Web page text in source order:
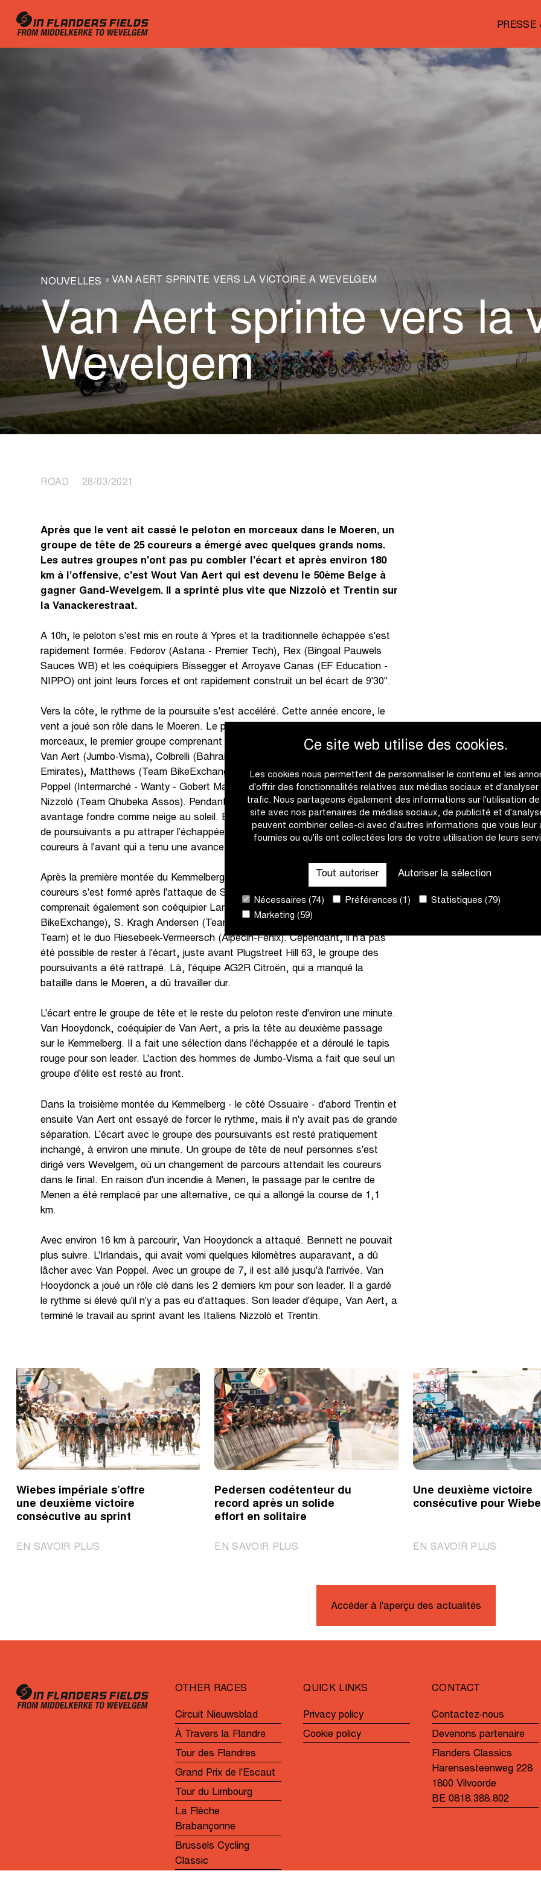
Ce site web utilise des cookies.
Les cookies nous permettent de personnaliser le contenu et les
d'offrir des fonctionnalités relatives aux médias sociaux et d'analyser
trafic. Nous partageons également des informations sur l'utilisation
site avec nos partenaires de médias sociaux, de publicité et
peuvent combiner celles-ci avec d'autres informations que vous leur
fournies ou qu'ils ont collectées lors de votre utilisation de leurs
Tout autoriser Autoriser la sélection
Nécessaires (74) Préférences (1)
Statistiques (79)
Marketing (59)
NOUVELLES VAN AERT SPRINTE VERS LA VICTOIRE À WEVELGEM
Van Aert sprinte vers la
Wevelgem
ROAD 28/03/2021
Après que le vent ait cassé le peloton en morceaux dans le Moeren, un
groupe de tête de 25 coureurs a émergé avec quelques grands noms.
Les autres groupes n'ont pas pu combler l'écart et après environ 180
km à l’offensive, c'est Wout Van Aert qui est devenu le 50ème Belge à
gagner Gand-Wevelgem. Il a sprinté plus vite que Nizzolò et Trentin sur
la Vanackerestraat.
A 10h, le peloton s'est mis en route à Ypres et la traditionnelle échappée s'est
rapidement formée. Fedorov (Astana - Premier Tech), Rex (Bingoal Pauwels
Sauces WB) et les coéquipiers Bissegger et Arroyave Canas (EF Education -
NIPPO) ont joint leurs forces et ont rapidement construit un bel écart de 9'30".
Vers la côte, le rythme de la poursuite s'est accéléré. Cette année encore, le
vent a joué son rôle dans le Moeren. Le peloton s'est divisé en plusieurs
morceaux, le premier groupe comprenant : Bennett (Deceuninck - Quick-Step),
Van Aert (Jumbo-Visma), Colbrelli (Bahrain-Victorious), Trentin (UAE Team
Emirates), Matthews (Team BikeExchange), Küng (Groupama - FDJ), D. Van
Poppel (Intermarché - Wanty - Gobert Matériaux) et le champion européen
Nizzolò (Team Qhubeka Assos). Pendant ce temps, le groupe de tête a vu son
avantage fondre comme neige au soleil. En un rien de temps, le premier groupe
de poursuivants a pu attraper l’échappée. Le résultat a été un groupe de 25
coureurs à l'avant qui a tenu une avance de 2 minutes pendant longtemps.
Après la première montée du Kemmelberg, un groupe de poursuite de sept
coureurs s'est formé après l'attaque de Stybar (Deceuninck - Quick-Step), qui
comprenait également son coéquipier Lampaert, Durbridge (Team
BikeExchange), S. Kragh Andersen (Team DSM), Naesen (AG2R Citroën
Team) et le duo Riesebeek-Vermeersch (Alpecin-Fenix). Cependant, il n'a pas
été possible de rester à l'écart, juste avant Plugstreet Hill 63, le groupe des
poursuivants a été rattrapé. Là, l'équipe AG2R Citroën, qui a manqué la
bataille dans le Moeren, a dû travailler dur.
L'écart entre le groupe de tête et le reste du peloton reste d'environ une minute.
Van Hooydonck, coéquipier de Van Aert, a pris la tête au deuxième passage
sur le Kemmelberg. Il a fait une sélection dans l'échappée et a déroulé le tapis
rouge pour son leader. L'action des hommes de Jumbo-Visma a fait que seul un
groupe d'élite est resté au front.
Dans la troisième montée du Kemmelberg - le côté Ossuaire - d'abord Trentin et
ensuite Van Aert ont essayé de forcer le rythme, mais il n'y avait pas de grande
séparation. L'écart avec le groupe des poursuivants est resté pratiquement
inchangé, à environ une minute. Un groupe de tête de neuf personnes s'est
dirigé vers Wevelgem, où un changement de parcours attendait les coureurs
dans le final. En raison d'un incendie à Menen, le passage par le centre de
Menen a été remplacé par une alternative, ce qui a allongé la course de 1,1
km.
Avec environ 16 km à parcourir, Van Hooydonck a attaqué. Bennett ne pouvait
plus suivre. L'Irlandais, qui avait vomi quelques kilomètres auparavant, a dû
lâcher avec Van Poppel. Avec un groupe de 7, il est allé jusqu'à l'arrivée. Van
Hooydonck a joué un rôle clé dans les 2 derniers km pour son leader. Il a gardé
le rythme si élevé qu'il n'y a pas eu d'attaques. Son leader d'équipe, Van Aert, a
terminé le travail au sprint avant les Italiens Nizzolò et Trentin.
Wiebes impériale s’offre
une deuxième victoire
consécutive au sprint
EN SAVOIR PLUS
Pedersen codétenteur du
record après un solide
effort en solitaire
EN SAVOIR PLUS|
en
Une deuxième victoire
consécutive pour
EN SAVOIR PLUS
Accéder à l'aperçu des actualités
OTHER RACES
Circuit Nieuwsblad
À Travers la Flandre
Tour des Flandres
Grand Prix de l'Escaut
Tour du Limbourg
La Flèche
Brabançonne
Brussels Cycling
Classic
QUICK LINKS
Privacy policy
Cookie policy
CONTACT
Contactez-nous
Devenons partenaire
Flanders Classics
Harensesteenweg 228
1800 Vilvoorde
BE 0818.388.802